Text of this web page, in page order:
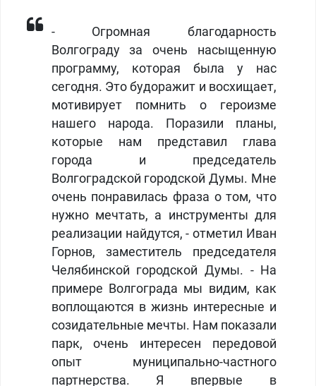
- Огромная благодарность
Волгограду за очень насыщенную
программу, которая была у нас
сегодня. Это будоражит и восхищает,
мотивирует помнить о героизме
нашего народа. Поразили планы,
которые нам представил глава
города и председатель
Волгоградской городской Думы. Мне
очень понравилась фраза о том, что
нужно мечтать, а инструменты для
реализации найдутся, - отметил Иван
Горнов, заместитель председателя
Челябинской городской Думы. - На
примере Волгограда мы видим, как
воплощаются в жизнь интересные и
созидательные мечты. Нам показали
парк, очень интересен передовой
опыт муниципально-частного
партнерства. Я впервые в